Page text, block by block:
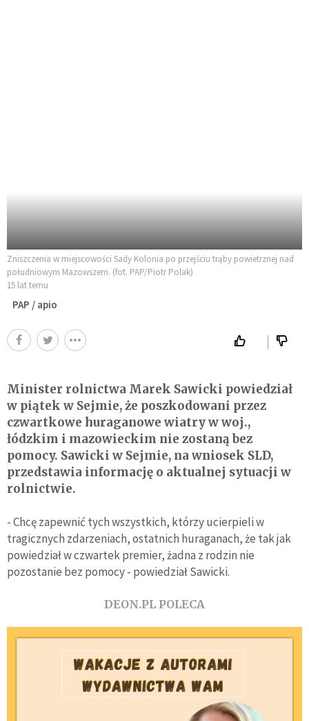
Zniszczenia w miejscowości Sady Kolonia po przejściu trąby powietrznej nad
południowym Mazowszem. (fot. PAP/Piotr Polak)
15 lat temu
PAP / apio
Minister rolnictwa Marek Sawicki powiedział
w piątek w Sejmie, że poszkodowani przez
czwartkowe huraganowe wiatry w woj.,
łódzkim i mazowieckim nie zostaną bez
pomocy. Sawicki w Sejmie, na wniosek SLD,
przedstawia informację o aktualnej sytuacji w
rolnictwie.
- Chcę zapewnić tych wszystkich, którzy ucierpieli w
tragicznych zdarzeniach, ostatnich huraganach, że tak jak
powiedział w czwartek premier, żadna z rodzin nie
pozostanie bez pomocy - powiedział Sawicki.
DEON.PL POLECA